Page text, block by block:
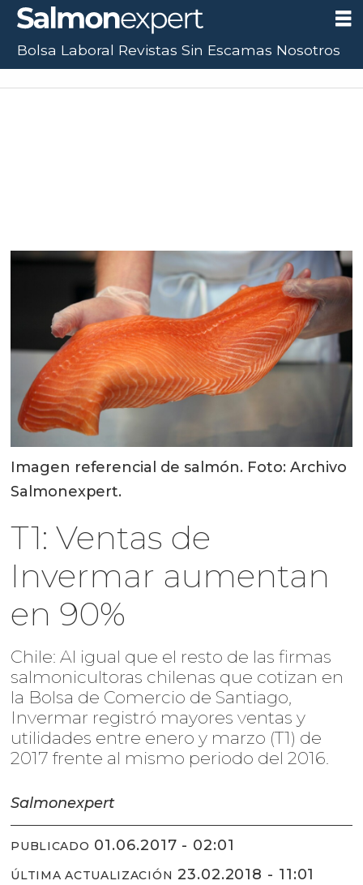
Imagen referencial de salmón. Foto: Archivo
Salmonexpert.
T1: Ventas de
Invermar aumentan
en 90%
Chile: Al igual que el resto de las firmas
salmonicultoras chilenas que cotizan en
la Bolsa de Comercio de Santiago,
Invermar registró mayores ventas y
utilidades entre enero y marzo (T1) de
2017 frente al mismo periodo del 2016.
Salmonexpert
PUBLICADO 01.06.2017 - 02:01
ÚLTIMA ACTUALIZACIÓN 23.02.2018 - 11:01
Bolsa Laboral Revistas Sin Escamas Nosotros